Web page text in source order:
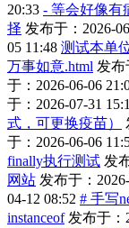
20:33 - 等会好像有
择 发布于：2026-
05 11:48 测试本单
万事如意.html 发布
于：2026-06-06
于：2026-07-31
式，可更换疫苗）
于：2026-06-06
finally执行测试 发
网站 发布于：
04-12 08:52 # 手写
instanceof 发布于：